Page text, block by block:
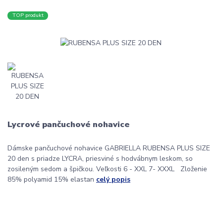
TOP produkt
Lycrové pančuchové nohavice
Dámske pančuchové nohavice GABRIELLA RUBENSA PLUS SIZE
20 den s priadze LYCRA, priesviné s hodvábnym leskom, so
zosileným sedom a špičkou. Veľkosti 6 - XXL 7- XXXL Zloženie
85% polyamid 15% elastan celý popis